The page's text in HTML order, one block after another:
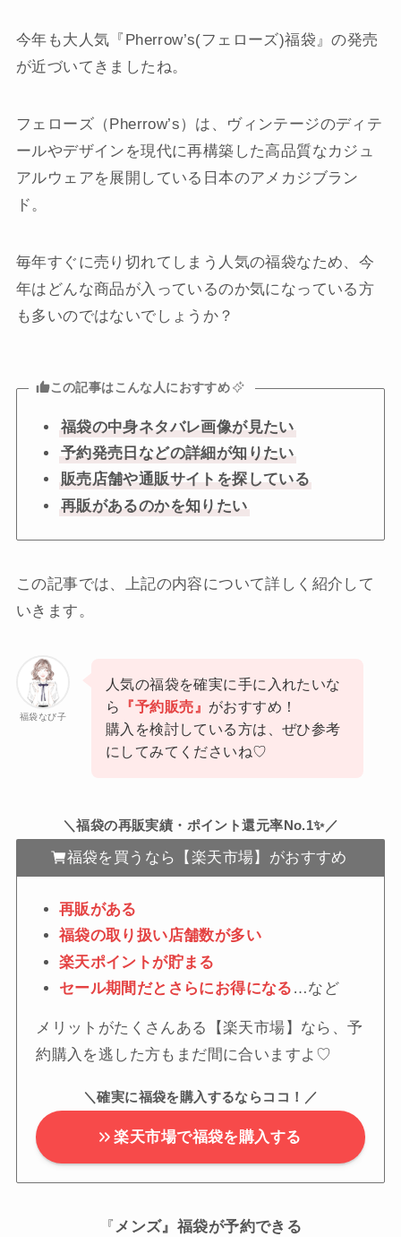
今年も大人気『Pherrow’s(フェローズ)福袋』の発売
が近づいてきましたね。
フェローズ（Pherrow’s）は、ヴィンテージのディテ
ールやデザインを現代に再構築した高品質なカジュ
アルウェアを展開している日本のアメカジブラン
ド。
毎年すぐに売り切れてしまう人気の福袋なため、今
年はどんな商品が入っているのか気になっている方
も多いのではないでしょうか？
この記事はこんな人におすすめ
福袋の中身ネタバレ画像が見たい
予約発売日などの詳細が知りたい
販売店舗や通販サイトを探している
再販があるのかを知りたい
この記事では、上記の内容について詳しく紹介して
いきます。
福袋なび子
人気の福袋を確実に手に入れたいな
ら
『予約販売』 がおすすめ！
購入を検討している方は、ぜひ参考
にしてみてくださいね♡
＼福袋の再販実績・ポイント還元率No.1✨／
福袋を買うなら【楽天市場】がおすすめ
再販がある
福袋の取り扱い店舗数が多い
楽天ポイントが貯まる
セール期間だとさらにお得になる …など
メリットがたくさんある【楽天市場】なら、予
約購入を逃した方もまだ間に合いますよ♡
＼確実に福袋を購入するならココ！／
楽天市場で福袋を購入する
『 メンズ』福袋が予約できる